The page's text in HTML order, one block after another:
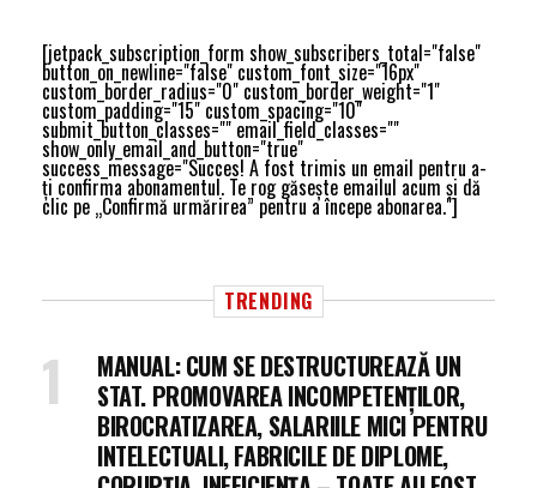
[jetpack_subscription_form show_subscribers_total="false"
button_on_newline="false" custom_font_size="16px"
custom_border_radius="0" custom_border_weight="1"
custom_padding="15" custom_spacing="10"
submit_button_classes="" email_field_classes=""
show_only_email_and_button="true"
success_message="Succes! A fost trimis un email pentru a-
ți confirma abonamentul. Te rog găsește emailul acum și dă
clic pe „Confirmă urmărirea” pentru a începe abonarea."]
TRENDING
MANUAL: CUM SE DESTRUCTUREAZĂ UN
STAT. PROMOVAREA INCOMPETENȚILOR,
BIROCRATIZAREA, SALARIILE MICI PENTRU
INTELECTUALI, FABRICILE DE DIPLOME,